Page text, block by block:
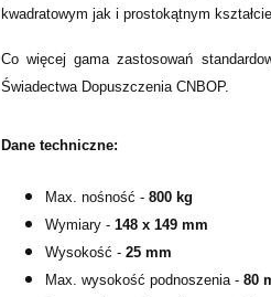
kwadratowym jak i prostokątnym
Co więcej gama zastosowań
Świadectwa Dopuszczenia CNBOP.
Dane techniczne:
Max. nośność - 800 kg
Wymiary - 148 x 149 mm
Wysokość - 25 mm
Max. wysokość podnoszenia - 80